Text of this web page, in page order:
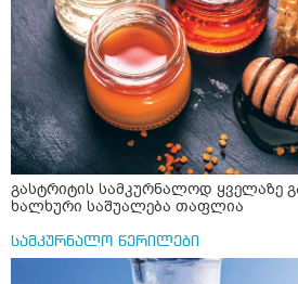
გასტრიტის სამკურნალოდ ყველაზე
ხალხური საშუალება თაფლია
სამკურნალო წერილები